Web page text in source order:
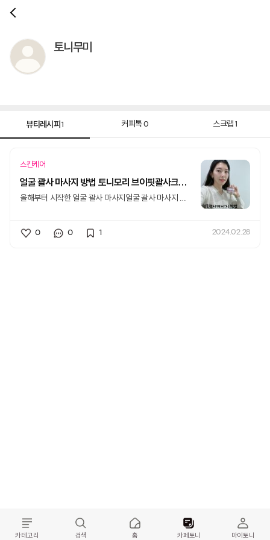
토니무미
뷰티레시피1 커피톡0 스크랩 1
스킨케어
얼굴 괄사 마사지 방법 토니모리 브이핏괄사크림 사용 전후
올해부터 시작한 얼굴 괄사 마사지얼굴 괄사 마사지 방
0 0 1 2024.02.28
카테고리 검색 홈 카페토니 마이토니